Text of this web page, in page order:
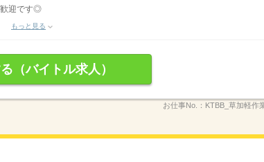
歓迎です◎
もっと見る
（バイトル求人）
お仕事No.： KTBB_草加軽作